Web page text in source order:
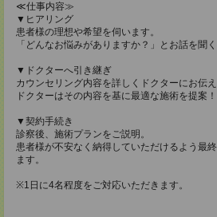
≪仕事内容≫
▼ヒアリング
患者様の理想や希望を伺います。
「どんなお悩みがありますか？」とお話を聞
▼ドクターへ引き継ぎ
カウンセリング内容を詳しくドクターにお伝え
ドクターはその内容を基に最適な施術を提案！
▼契約手続き
診察後、施術プランをご説明。
患者様が不安なく納得していただけるよう最
ます。
※1日に4名程度をご対応いただきます。